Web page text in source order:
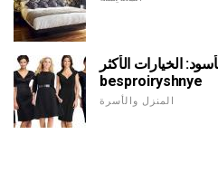
الخيارات الأكثر
besproiryshnye
المنزل والأسرة